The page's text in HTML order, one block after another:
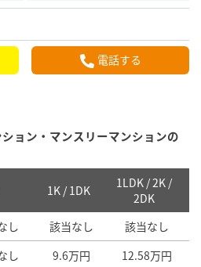
電話する
ョン・マンスリーマンションの
1K / 1DK
1LDK / 2K /
2DK
し 該当なし 該当なし
し 9.6万円 12.58万円